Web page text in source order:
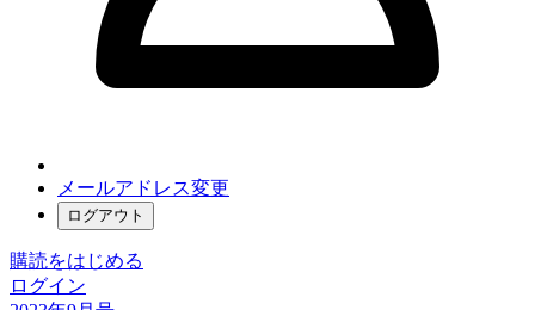
メールアドレス変更
ログアウト
購読をはじめる
ログイン